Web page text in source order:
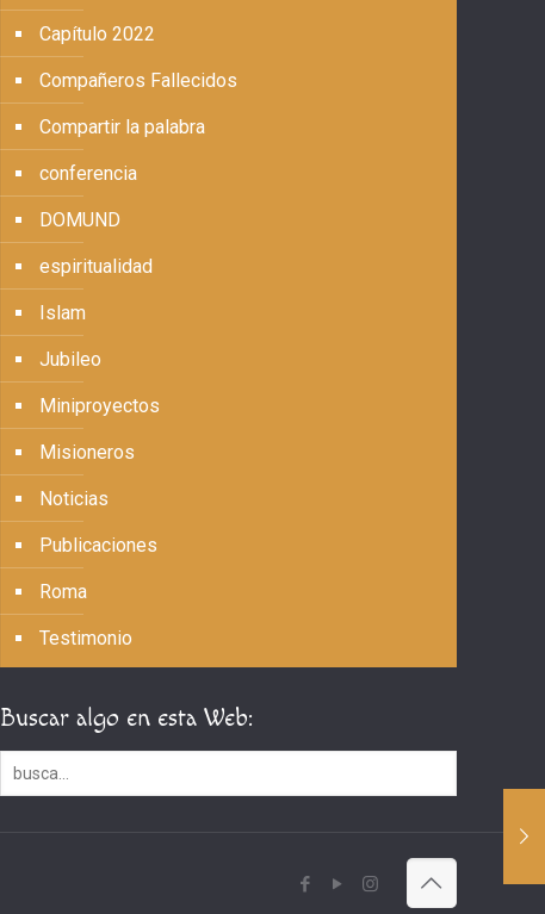
Capítulo 2022
Compañeros Fallecidos
Compartir la palabra
conferencia
DOMUND
espiritualidad
Islam
Jubileo
Miniproyectos
Misioneros
Noticias
Publicaciones
Roma
Testimonio
Buscar algo en esta Web: